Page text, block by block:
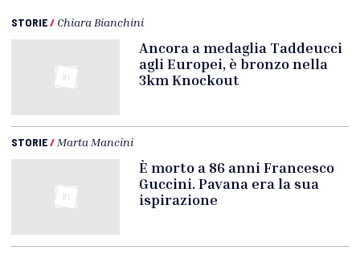
STORIE/ Chiara Bianchini
Ancora a medaglia Taddeucci
agli Europei, è bronzo nella
3km Knockout
STORIE/ Marta Mancini
È morto a 86 anni Francesco
Guccini. Pavana era la sua
ispirazione